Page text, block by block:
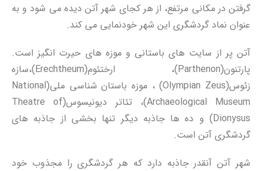
گرفتن در مکانی مرتفع، از هر کجای شهر آتن دیده می شود و به
عنوان نماد گردشگری این شهر خودنمایی می کند.
آتن پر از سایت های باستانی و موزه های حیرت انگیز است.
پارتنون(Parthenon)، ارختئوم(Erechtheum)،سازه
زئوس(Olympian Zeus) ، موزه باستان شناسی ملی(National
Archaeological Museum)، تئاتر دیونیسوس(Theatre of
Dionysus) و ده ها جاذبه دیگر تنها بخشی از جاذبه های
گردشگری آتن است.
شهر آتن آنقدر جاذبه دارد که هر گردشگری را مجذوب خود